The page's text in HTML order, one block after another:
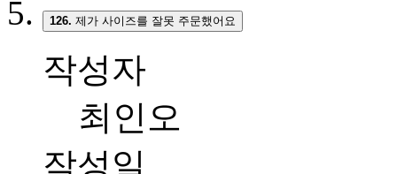
126. 제가 사이즈를 잘못 주문했어요
작성자
최인오
작성일